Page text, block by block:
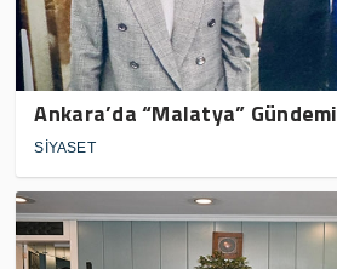
Ankara’da “Malatya” Gündemi
SİYASET